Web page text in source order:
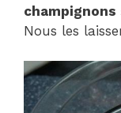
champignons
Nous les